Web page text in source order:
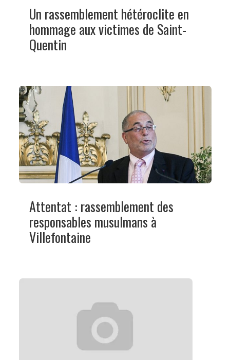
Un rassemblement hétéroclite en
hommage aux victimes de Saint-
Quentin
Attentat : rassemblement des
responsables musulmans à
Villefontaine